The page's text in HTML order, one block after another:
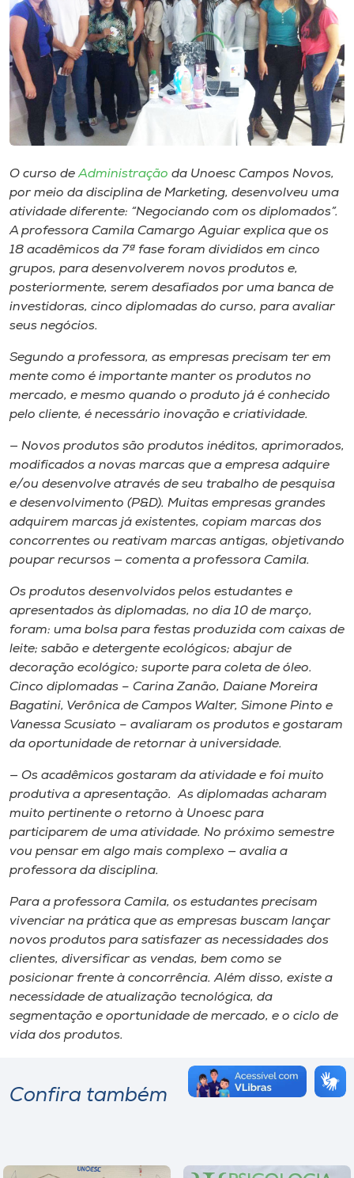
Editora
Rádio
Museu
Unoesc
Store
Selecione
o idioma
A-
O curso deAdministração da Unoesc Campos Novos,
por meio da disciplina de Marketing, desenvolveu uma
atividade diferente: “Negociando com os diplomados”.
A professora Camila Camargo Aguiar explica que os
18 acadêmicos da 7ª fase foram divididos em cinco
grupos, para desenvolverem novos produtos e,
posteriormente, serem desafiados por uma banca de
investidoras, cinco diplomadas do curso, para avaliar
seus negócios.
Segundo a professora, as empresas precisam ter em
mente como é importante manter os produtos no
mercado, e mesmo quando o produto já é conhecido
pelo cliente, é necessário inovação e criatividade.
— Novos produtos são produtos inéditos, aprimorados,
modificados a novas marcas que a empresa adquire
e/ou desenvolve através de seu trabalho de pesquisa
e desenvolvimento (P&D). Muitas empresas grandes
adquirem marcas já existentes, copiam marcas dos
concorrentes ou reativam marcas antigas, objetivando
poupar recursos — comenta a professora Camila.
Os produtos desenvolvidos pelos estudantes e
apresentados às diplomadas, no dia 10 de março,
foram: uma bolsa para festas produzida com caixas de
leite; sabão e detergente ecológicos; abajur de
decoração ecológico; suporte para coleta de óleo.
Cinco diplomadas – Carina Zanão, Daiane Moreira
Bagatini, Verônica de Campos Walter, Simone Pinto e
Vanessa Scusiato – avaliaram os produtos e gostaram
da oportunidade de retornar à universidade.
— Os acadêmicos gostaram da atividade e foi muito
produtiva a apresentação. As diplomadas acharam
muito pertinente o retorno à Unoesc para
participarem de uma atividade. No próximo semestre
vou pensar em algo mais complexo — avalia a
professora da disciplina.
Para a professora Camila, os estudantes precisam
vivenciar na prática que as empresas buscam lançar
novos produtos para satisfazer as necessidades dos
clientes, diversificar as vendas, bem como se
posicionar frente à concorrência. Além disso, existe a
necessidade de atualização tecnológica, da
segmentação e oportunidade de mercado, e o ciclo de
vida dos produtos.
Confira também